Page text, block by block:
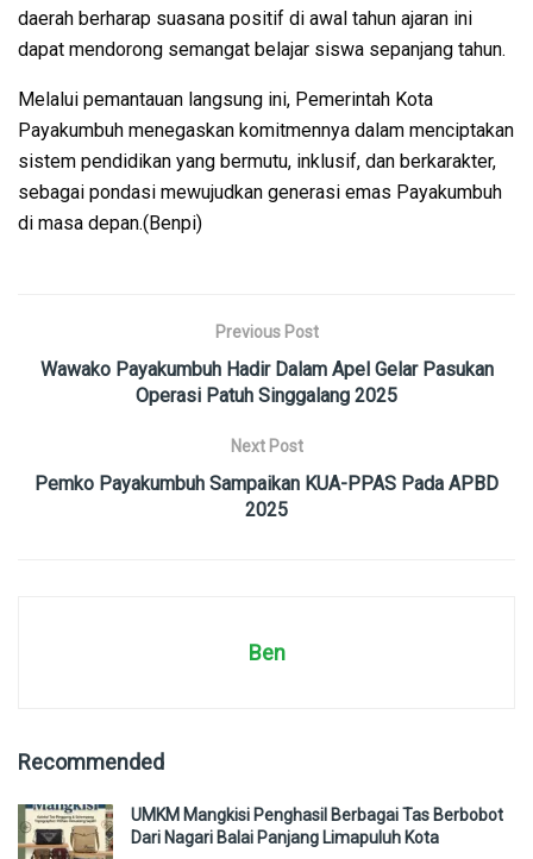
daerah berharap suasana positif di awal tahun ajaran ini
dapat mendorong semangat belajar siswa sepanjang tahun.
Melalui pemantauan langsung ini, Pemerintah Kota
Payakumbuh menegaskan komitmennya dalam menciptakan
sistem pendidikan yang bermutu, inklusif, dan berkarakter,
sebagai pondasi mewujudkan generasi emas Payakumbuh
di masa depan.(Benpi)
Previous Post
Wawako Payakumbuh Hadir Dalam Apel Gelar Pasukan
Operasi Patuh Singgalang 2025
Next Post
Pemko Payakumbuh Sampaikan KUA-PPAS Pada APBD
2025
Ben
Recommended
UMKM Mangkisi Penghasil Berbagai Tas Berbobot
Dari Nagari Balai Panjang Limapuluh Kota